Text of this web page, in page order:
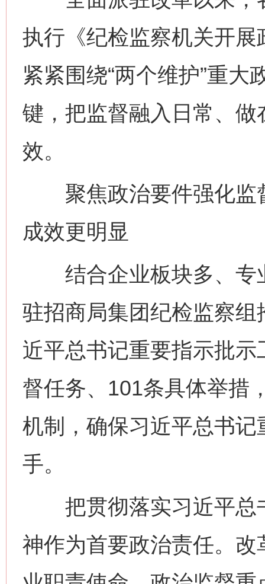
执行《纪检监察机关开
紧紧围绕“两个维护”重
键，把监督融入日常、
效。
聚焦政治要件强化监
成效更明显
结合企业板块多、专
驻招商局集团纪检监察
近平总书记重要指示批
督任务、101条具体举措
机制，确保习近平总书
手。
把贯彻落实习近平总
神作为首要政治责任。